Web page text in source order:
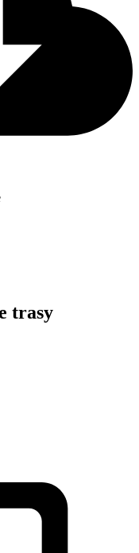
trasy